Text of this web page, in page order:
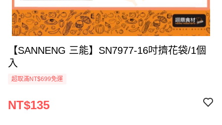
【SANNENG 三能】SN7977-16吋擠花袋/1個
入
超取滿NT$699免運
NT$135